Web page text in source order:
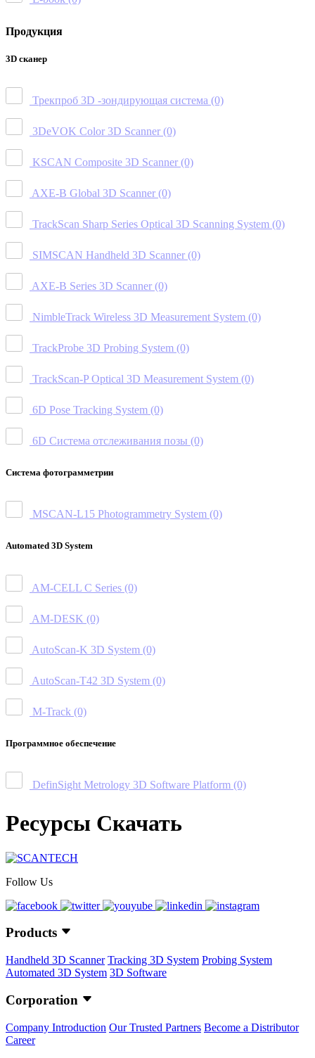
Продукция
3D сканер
Трекпроб 3D -зондирующая система (0)
3DeVOK Color 3D Scanner (0)
KSCAN Composite 3D Scanner (0)
AXE-B Global 3D Scanner (0)
TrackScan Sharp Series Optical 3D Scanning System (0)
SIMSCAN Handheld 3D Scanner (0)
AXE-B Series 3D Scanner (0)
NimbleTrack Wireless 3D Measurement System (0)
TrackProbe 3D Probing System (0)
TrackScan-P Optical 3D Measurement System (0)
6D Pose Tracking System (0)
6D Система отслеживания позы (0)
Система фотограмметрии
MSCAN-L15 Photogrammetry System (0)
Automated 3D System
AM-CELL C Series (0)
AM-DESK (0)
AutoScan-K 3D System (0)
AutoScan-T42 3D System (0)
M-Track (0)
Программное обеспечение
DefinSight Metrology 3D Software Platform (0)
Ресурсы Скачать
Follow Us
Products
Handheld 3D Scanner Tracking 3D System Probing System
Automated 3D System 3D Software
Corporation
Company Introduction Our Trusted Partners Become a Distributor
Career